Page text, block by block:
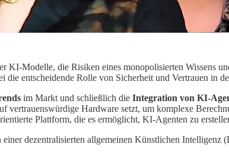
KI-Modelle, die Risiken eines monopolisierten Wissens
entscheidende Rolle von Sicherheit und Vertrauen in
im Markt und schließlich die Integration von KI-
vertrauenswürdige Hardware setzt, um komplexe
Plattform, die es ermöglicht, KI-Agenten zu
dezentralisierten allgemeinen Künstlichen